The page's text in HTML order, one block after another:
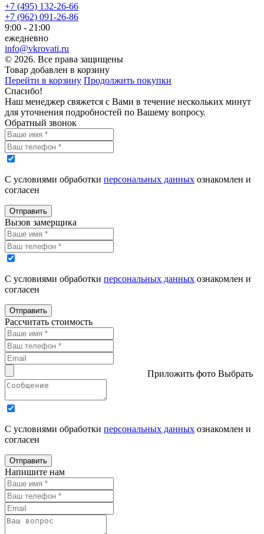
+7 (495) 132-26-66
+7 (962) 091-26-86
9:00 - 21:00
ежедневно
info@vkrovati.ru
© 2026. Все права защищены
Товар добавлен в корзину
Перейти в корзину Продолжить покупки
Спасибо!
Наш менеджер свяжется с Вами в течение нескольких минут
для уточнения подробностей по Вашему вопросу.
Обратный звонок
С условиями обработки персональных данных ознакомлен и
согласен
Отправить
Вызов замерщика
С условиями обработки персональных данных ознакомлен и
согласен
Отправить
Рассчитать стоимость
Приложить фото Выбрать
С условиями обработки персональных данных ознакомлен и
согласен
Отправить
Напишите нам